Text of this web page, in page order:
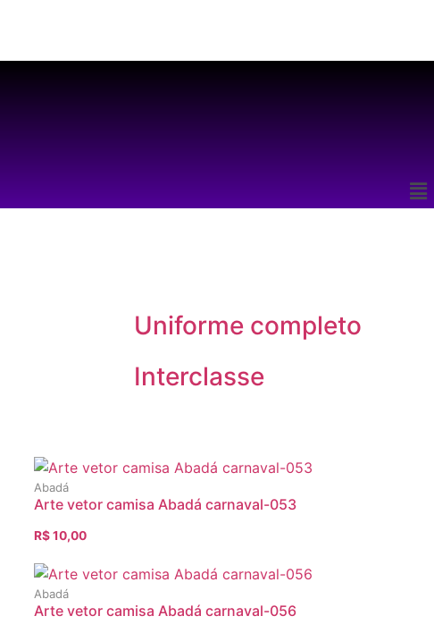
Uniforme completo
Interclasse
Abadá
Arte vetor camisa Abadá carnaval-053
O
preço
original
era:
R$ 12,00.
R$10,00
O
preço
atual
é:
R$ 10,00.
Abadá
Arte vetor camisa Abadá carnaval-056